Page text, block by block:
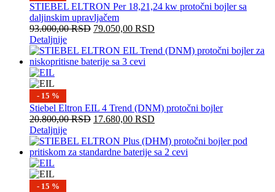
STIEBEL ELTRON Per 18,21,24 kw protočni bojler sa
daljinskim upravljačem
93.000,00RSD 79.050,00 RSD
Detaljnije
- 15 %
Stiebel Eltron EIL 4 Trend (DNM) protočni bojler
20.800,00RSD 17.680,00 RSD
Detaljnije
- 15 %